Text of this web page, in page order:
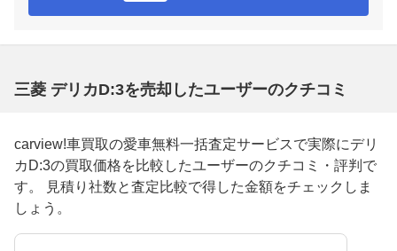
三菱 デリカD:3を売却したユーザーのクチコミ
carview!車買取の愛車無料一括査定サービスで実際にデリ
カD:3の買取価格を比較したユーザーのクチコミ・評判で
す。 見積り社数と査定比較で得した金額をチェックしま
しょう。